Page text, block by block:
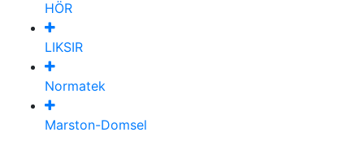
HÖR
LIKSIR
Normatek
Marston-Domsel